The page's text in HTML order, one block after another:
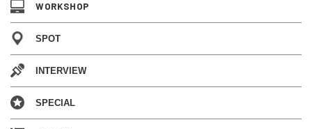
WORKSHOP
SPOT
INTERVIEW
SPECIAL